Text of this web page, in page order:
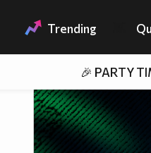
Trending
🎉 PARTY